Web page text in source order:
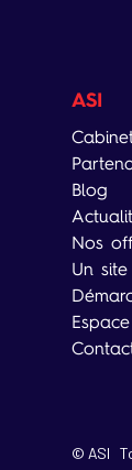
ASI
Blog
Nos
Un
© ASI